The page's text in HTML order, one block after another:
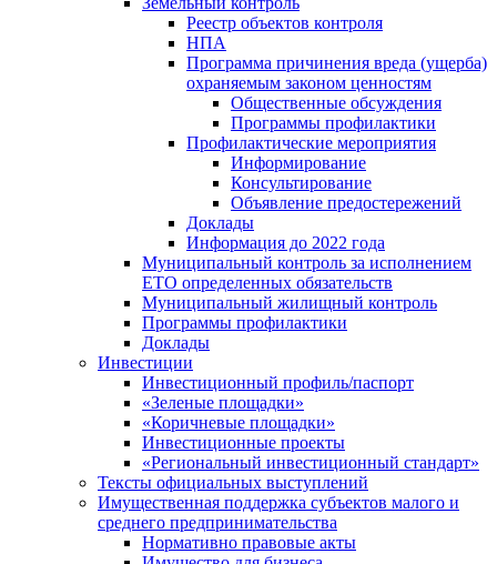
Реестр объектов контроля
НПА
Программа причинения вреда (ущерба)
охраняемым законом ценностям
Общественные обсуждения
Программы профилактики
Профилактические мероприятия
Информирование
Консультирование
Объявление предостережений
Доклады
Информация до 2022 года
Муниципальный контроль за исполнением
ЕТО определенных обязательств
Муниципальный жилищный контроль
Программы профилактики
Доклады
Инвестиции
Инвестиционный профиль/паспорт
«Зеленые площадки»
«Коричневые площадки»
Инвестиционные проекты
«Региональный инвестиционный стандарт»
Тексты официальных выступлений
Имущественная поддержка субъектов малого и
среднего предпринимательства
Нормативно правовые акты